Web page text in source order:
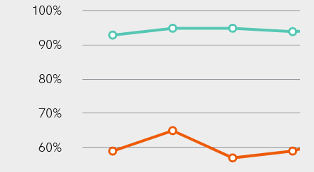
100%
90%
80%
70%
60%